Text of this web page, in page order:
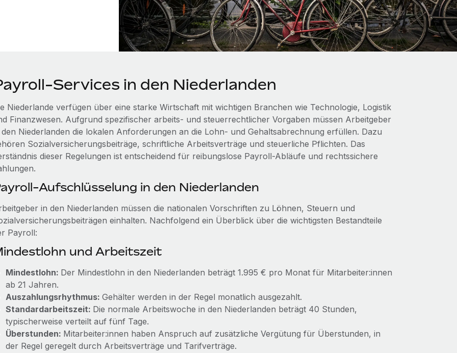
Services in den Niederlanden
Niederlande verfügen über eine starke Wirtschaft mit wichtigen Branchen wie Technologie, Logistik
Finanzwesen. Aufgrund spezifischer arbeits- und steuerrechtlicher Vorgaben müssen Arbeitgeber
Niederlanden die lokalen Anforderungen an die Lohn- und Gehaltsabrechnung erfüllen. Dazu
Sozialversicherungsbeiträge, schriftliche Arbeitsverträge und steuerliche Pflichten. Das
dieser Regelungen ist entscheidend für reibungslose Payroll-Abläufe und rechtssichere
Aufschlüsselung in den Niederlanden
in den Niederlanden müssen die nationalen Vorschriften zu Löhnen, Steuern und
einhalten. Nachfolgend ein Überblick über die wichtigsten Bestandteile
Payroll:
und Arbeitszeit
Mindestlohn: Der Mindestlohn in den Niederlanden beträgt 1.995 € pro Monat für Mitarbeiter:innen
ab 21 Jahren.
Auszahlungsrhythmus: Gehälter werden in der Regel monatlich ausgezahlt.
Standardarbeitszeit: Die normale Arbeitswoche in den Niederlanden beträgt 40 Stunden,
typischerweise verteilt auf fünf Tage.
Überstunden: Mitarbeiter:innen haben Anspruch auf zusätzliche Vergütung für Überstunden, in
der Regel geregelt durch Arbeitsverträge und Tarifverträge.